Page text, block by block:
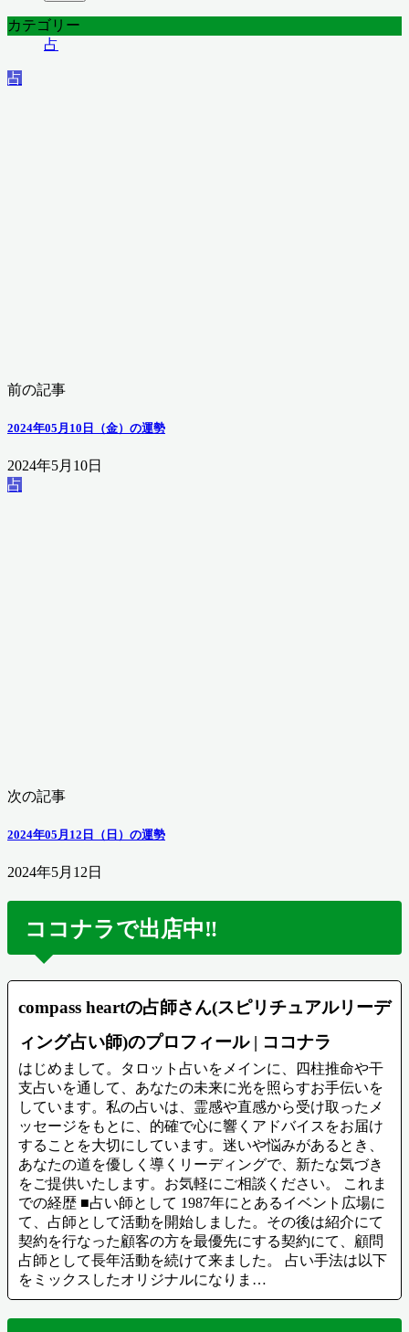
カテゴリー
占
占
前の記事
2024年05月10日（金）の運勢
2024年5月10日
占
次の記事
2024年05月12日（日）の運勢
2024年5月12日
ココナラで出店中‼️
compass heartの占師さん(スピリチュアルリーデ
ィング占い師)のプロフィール | ココナラ
はじめまして。タロット占いをメインに、四柱推命や干
支占いを通して、あなたの未来に光を照らすお手伝いを
しています。私の占いは、霊感や直感から受け取ったメ
ッセージをもとに、的確で心に響くアドバイスをお届け
することを大切にしています。迷いや悩みがあるとき、
あなたの道を優しく導くリーディングで、新たな気づき
をご提供いたします。お気軽にご相談ください。 これま
での経歴 ■占い師として 1987年にとあるイベント広場に
て、占師として活動を開始しました。その後は紹介にて
契約を行なった顧客の方を最優先にする契約にて、顧問
占師として長年活動を続けて来ました。 占い手法は以下
をミックスしたオリジナルになりま…